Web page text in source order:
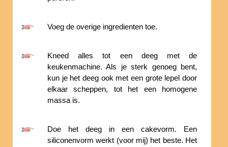
Voeg de overige ingredienten toe.
Kneed alles tot een deeg met de
keukenmachine. Als je sterk genoeg bent,
kun je het deeg ook met een grote lepel door
elkaar scheppen, tot het een homogene
massa is.
Doe het deeg in een cakevorm. Een
siliconenvorm werkt (voor mij) het beste. Het